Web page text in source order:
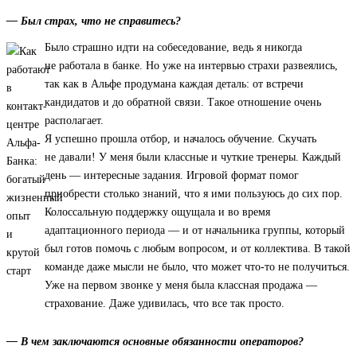
— Был страх, что не справитесь?
Было страшно идти на собеседование, ведь я никогда
не работала в банке. Но уже на интервью страхи развеялись,
так как в Альфе продумана каждая деталь: от встречи
кандидатов и до обратной связи. Такое отношение очень
располагает.
Я успешно прошла отбор, и началось обучение. Скучать
не давали! У меня были классные и чуткие тренеры. Каждый
день — интересные задания. Игровой формат помог
приобрести столько знаний, что я ими пользуюсь до сих пор.
Колоссальную поддержку ощущала и во время
адаптационного периода — и от начальника группы, который
был готов помочь с любым вопросом, и от коллектива. В такой
команде даже мысли не было, что может что-то не получиться.
Уже на первом звонке у меня была классная продажа —
страхование. Даже удивилась, что все так просто.
— В чем заключаются основные обязанности операторов?